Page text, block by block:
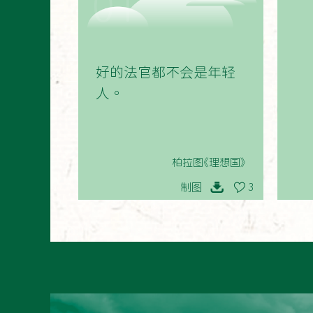
好的法官都不会是年轻
人。
柏拉图《理想国》
制图 3